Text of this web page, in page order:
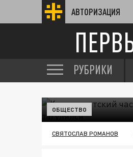
АВТОРИЗАЦИЯ
РУБРИКИ
ОБЩЕСТВО
СВЯТОСЛАВ РОМАНОВ